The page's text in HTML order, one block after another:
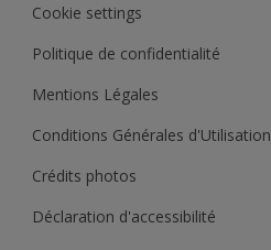
Cookie settings
Politique de confidentialité
Mentions Légales
Conditions Générales d'Utilisation
Crédits photos
Déclaration d'accessibilité